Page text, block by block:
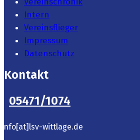
Intern
Vereinsflieger
Impressum
Datenschutz
Kontakt
05471/1074
info[at]lsv-wittlage.de